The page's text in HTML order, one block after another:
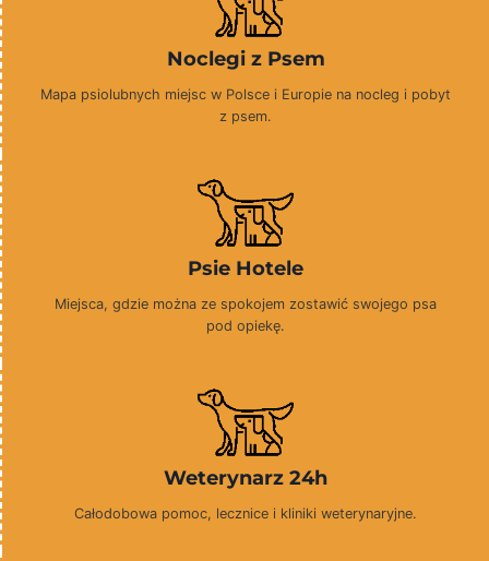
Noclegi z Psem
Mapa psiolubnych miejsc w Polsce i Europie na nocleg i pobyt
z psem.
Psie Hotele
Miejsca, gdzie można ze spokojem zostawić swojego psa
pod opiekę.
Weterynarz 24h
Całodobowa pomoc, lecznice i kliniki weterynaryjne.